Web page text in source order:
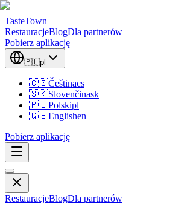
TasteTown
RestauracjeBlogDla partnerów
Pobierz aplikację
🇵🇱pl
🇨🇿Češtinacs
🇸🇰Slovenčinask
🇵🇱Polskipl
🇬🇧Englishen
Pobierz aplikację
RestauracjeBlogDla partnerów